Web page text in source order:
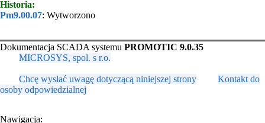
Historia:
Pm9.00.07: Wytworzono
Dokumentacja SCADA systemu PROMOTIC 9.0.35
MICROSYS, spol. s r.o.
Chcę wysłać uwagę dotyczącą niniejszej strony
Kontakt do
osoby odpowiedzialnej
Nawigacja: